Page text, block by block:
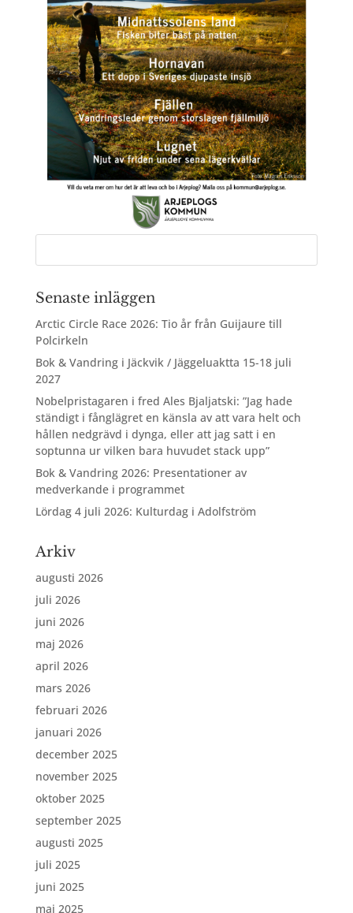
Senaste inläggen
Arctic Circle Race 2026: Tio år från Guijaure till
Polcirkeln
Bok & Vandring i Jäckvik / Jäggeluaktta 15-18 juli
2027
Nobelpristagaren i fred Ales Bjaljatski: ”Jag hade
ständigt i fånglägret en känsla av att vara helt och
hållen nedgrävd i dynga, eller att jag satt i en
soptunna ur vilken bara huvudet stack upp”
Bok & Vandring 2026: Presentationer av
medverkande i programmet
Lördag 4 juli 2026: Kulturdag i Adolfström
Arkiv
augusti 2026
juli 2026
juni 2026
maj 2026
april 2026
mars 2026
februari 2026
januari 2026
december 2025
november 2025
oktober 2025
september 2025
augusti 2025
juli 2025
juni 2025
maj 2025